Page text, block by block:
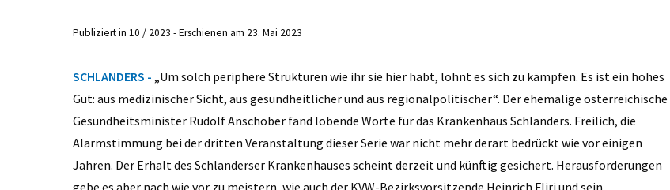
Publiziert in 10 / 2023 - Erschienen am 23. Mai 2023
SCHLANDERS - „Um solch periphere Strukturen wie ihr sie hier habt, lohnt es sich zu kämpfen. Es ist ein hohes
Gut: aus medizinischer Sicht, aus gesundheitlicher und aus regionalpolitischer“. Der ehemalige österreichische
Gesundheitsminister Rudolf Anschober fand lobende Worte für das Krankenhaus Schlanders. Freilich, die
Alarmstimmung bei der dritten Veranstaltung dieser Serie war nicht mehr derart bedrückt wie vor einigen
Jahren. Der Erhalt des Schlanderser Krankenhauses scheint derzeit und künftig gesichert. Herausforderungen